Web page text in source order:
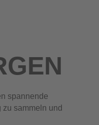
spannende
sammeln und